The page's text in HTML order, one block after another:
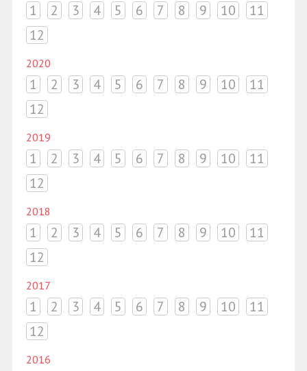
1 2 3 4 5 6 7 8 9 10
11
12
2020
1 2 3 4 5 6 7 8 9 10
11
12
2019
1 2 3 4 5 6 7 8 9 10
11
12
2018
1 2 3 4 5 6 7 8 9 10
11
12
2017
1 2 3 4 5 6 7 8 9 10
11
12
2016